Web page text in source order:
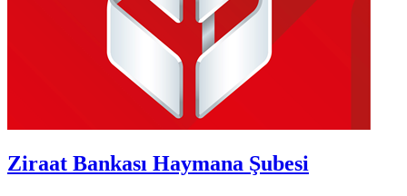
Ziraat Bankası Haymana Şubesi